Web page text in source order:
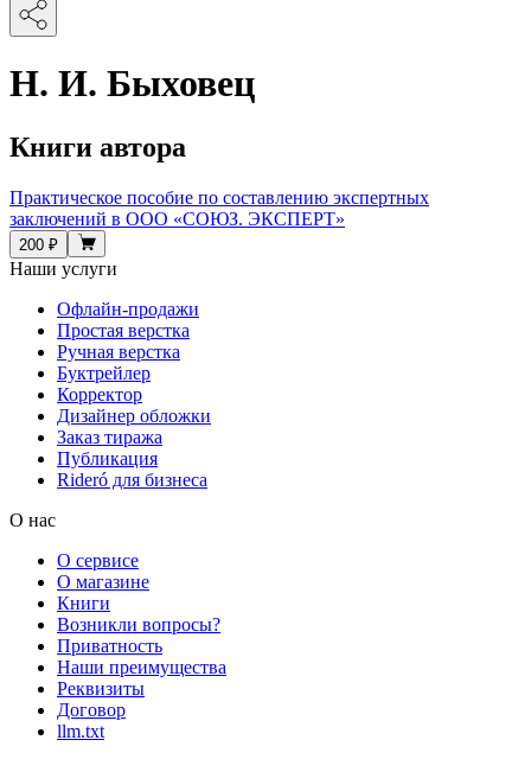
Н. И. Быховец
Книги автора
Практическое пособие по составлению экспертных
заключений в ООО «СОЮЗ. ЭКСПЕРТ»
200 ₽
Наши услуги
Офлайн-продажи
Простая верстка
Ручная верстка
Буктрейлер
Корректор
Дизайнер обложки
Заказ тиража
Публикация
Rideró для бизнеса
О нас
О сервисе
О магазине
Книги
Возникли вопросы?
Приватность
Наши преимущества
Реквизиты
Договор
llm.txt